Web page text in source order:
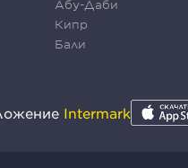
Абу-Даби
Кипр
Бали
Intermark